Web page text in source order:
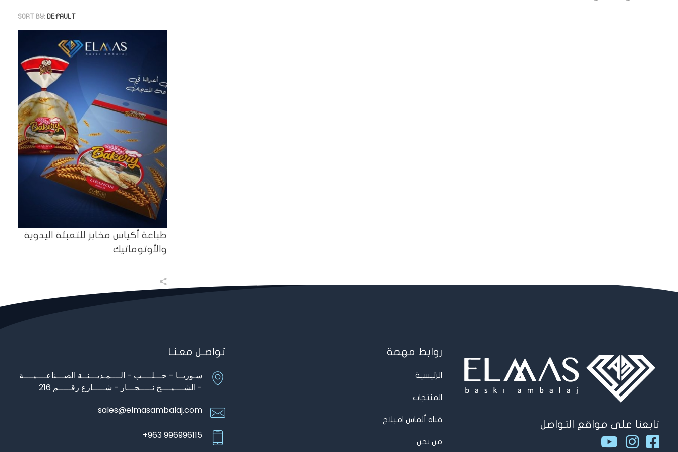
SORT BY: DEFAULT
طباعة أكياس مخابز للتعبئة اليدوية
والأوتوماتيك
تابعنا على مواقع التواصل
روابط مهمة
الرئيسية
المنتجات
قناة ألماس امبلاج
من نحن
تواصـل معـنـا
سـوريــا - حـــلــــب - الــــمـديـــنــة الصـــناعــــيــــة
- الشــــيــــخ نـــــجـــار - شـــــارع رقـــــم 216
sales@elmasambalaj.com
996996115 963+